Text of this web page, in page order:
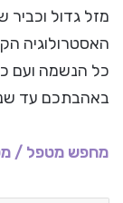
מזל גדול וכביר
האסטרולוגיה
כל הנשמה ועם
באהבתכם עד
מחפש מטפל /